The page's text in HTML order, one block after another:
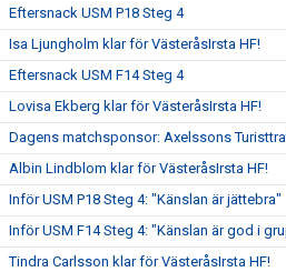
Eftersnack USM P18 Steg 4
Isa Ljungholm klar för VästeråsIrsta HF!
Eftersnack USM F14 Steg 4
Lovisa Ekberg klar för VästeråsIrsta HF!
Dagens matchsponsor: Axelssons
Albin Lindblom klar för VästeråsIrsta HF!
Inför USM P18 Steg 4: "Känslan är jättebra"
Inför USM F14 Steg 4: "Känslan är god i
Tindra Carlsson klar för VästeråsIrsta HF!